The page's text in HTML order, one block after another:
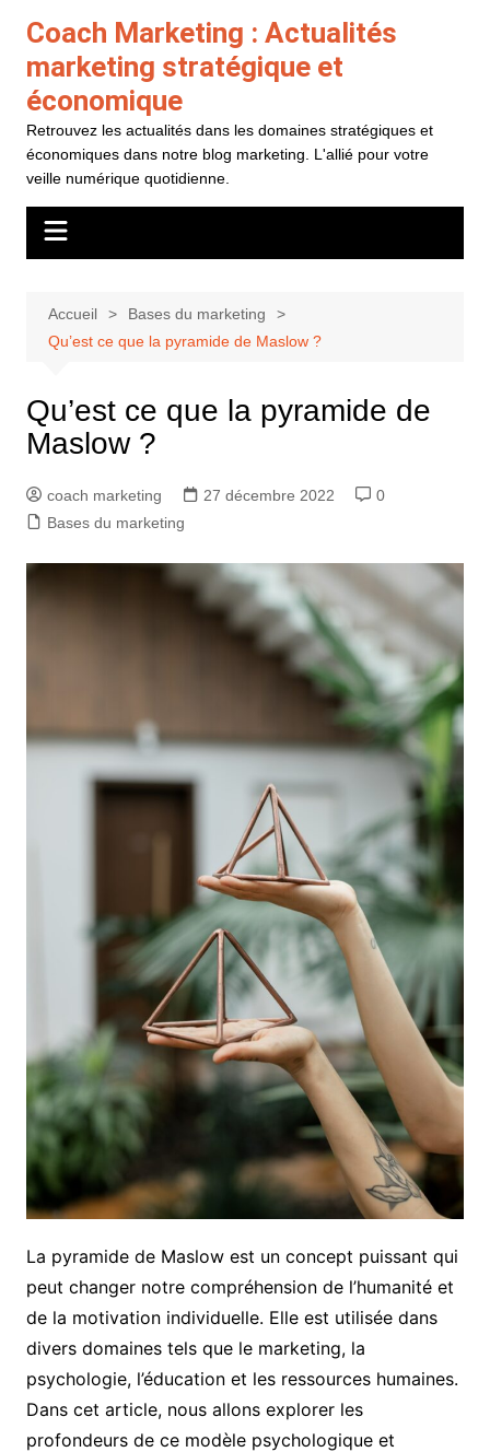
contenu
Coach Marketing : Actualités
marketing stratégique et
économique
Retrouvez les actualités dans les domaines stratégiques et
économiques dans notre blog marketing. L'allié pour votre
veille numérique quotidienne.
Accueil
Bases du marketing
Qu’est ce que la pyramide de Maslow ?
Qu’est ce que la pyramide de
Maslow ?
coach marketing 27 décembre 2022
0
Bases du marketing
La pyramide de Maslow est un concept puissant qui
peut changer notre compréhension de l’humanité et
de la motivation individuelle. Elle est utilisée dans
divers domaines tels que le marketing, la
psychologie, l’éducation et les ressources humaines.
Dans cet article, nous allons explorer les
profondeurs de ce modèle psychologique et